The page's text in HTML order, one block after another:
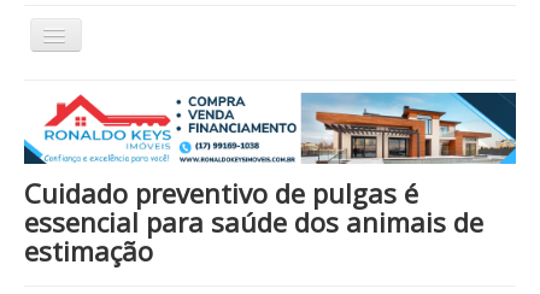
Alternar
Home Cultura Economia Educação
Esportes Eventos Filmes em Cartaz Região
Política Saúde Tecnologia Cinema / Série / TV
Nacional / Mundo Vida / Estilo Artigo / Coluna
Cuidado preventivo de pulgas é
essencial para saúde dos animais de
estimação